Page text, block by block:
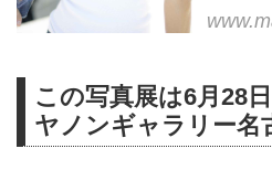
この写真展は6月28
ヤノンギャラリー名